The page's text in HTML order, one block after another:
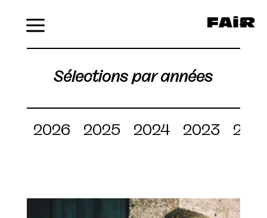
Sélections par années
2026 2025 2024 2023